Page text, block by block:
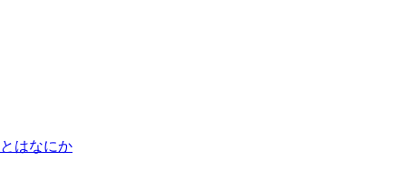
はなにか